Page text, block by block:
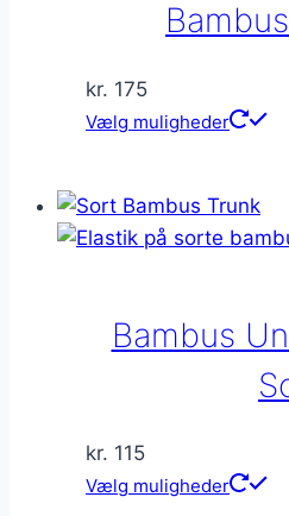
kr. 175
Vælg muligheder
på
Bambus
kr. 115
Vælg muligheder